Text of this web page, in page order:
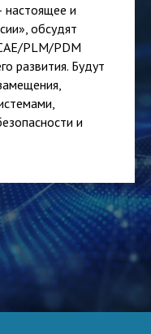
настоящее и
обсудят
PLM/PDM
развития. Будут
и